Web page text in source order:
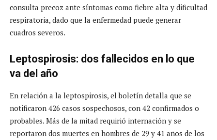
consulta precoz ante síntomas como fiebre alta y dificultad
respiratoria, dado que la enfermedad puede generar
cuadros severos.
Leptospirosis: dos fallecidos en lo que
va del año
En relación a la leptospirosis, el boletín detalla que se
notificaron 426 casos sospechosos, con 42 confirmados o
probables. Más de la mitad requirió internación y se
reportaron dos muertes en hombres de 29 y 41 años de los